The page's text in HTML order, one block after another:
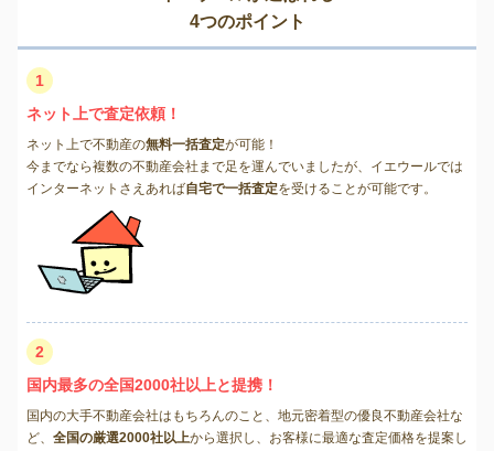
4つのポイント
1
ネット上で査定依頼！
ネット上で不動産の無料一括査定が可能！
今までなら複数の不動産会社まで足を運んでいましたが、イエウールでは
インターネットさえあれば自宅で一括査定を受けることが可能です。
2
国内最多の全国2000社以上と提携！
国内の大手不動産会社はもちろんのこと、地元密着型の優良不動産会社な
ど、 全国の厳選2000社以上から選択し、お客様に最適な査定価格を提案し